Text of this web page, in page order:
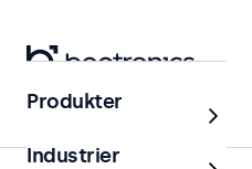
Hjem
Produkter
Industrier